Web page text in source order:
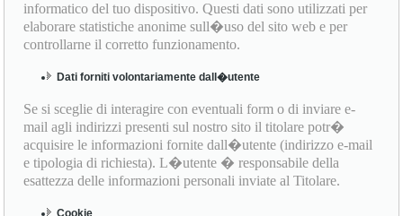
informatico del tuo dispositivo. Questi dati sono utilizzati per
elaborare statistiche anonime sull�uso del sito web e per
controllarne il corretto funzionamento.
Dati forniti volontariamente dall�utente
Se si sceglie di interagire con eventuali form o di inviare e-
mail agli indirizzi presenti sul nostro sito il titolare potr�
acquisire le informazioni fornite dall�utente (indirizzo e-mail
e tipologia di richiesta). L�utente � responsabile della
esattezza delle informazioni personali inviate al Titolare.
Cookie